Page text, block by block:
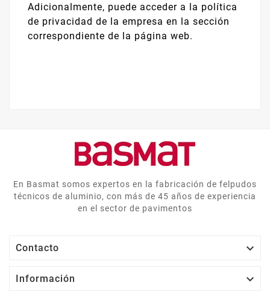
Adicionalmente, puede acceder a la política
de privacidad de la empresa en la sección
correspondiente de la página web.
En Basmat somos expertos en la fabricación de felpudos
técnicos de aluminio, con más de 45 años de experiencia
en el sector de pavimentos
Contacto 
Información 